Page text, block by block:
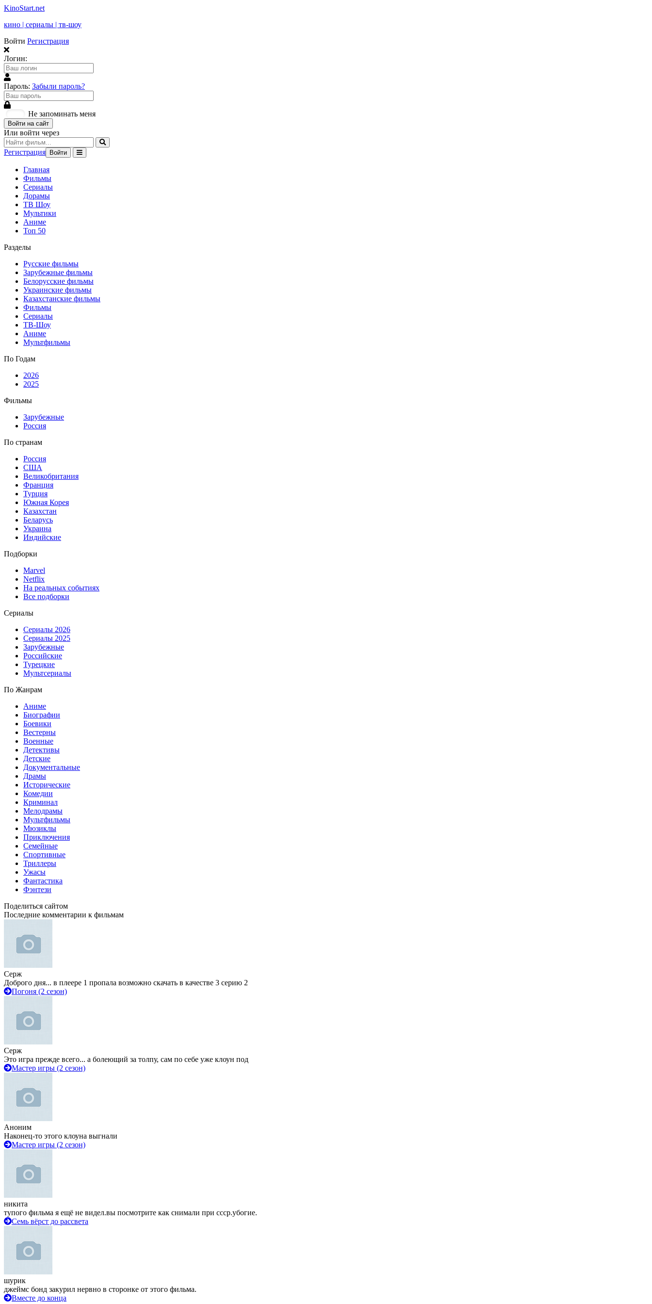
KinoStart.net
кино | сериалы | тв-шоу
Войти Регистрация
Логин:
Пароль: Забыли пароль?
Не запоминать меня
Войти на сайт
Или войти через
Регистрация Войти
Главная
Фильмы
Сериалы
Дорамы
ТВ Шоу
Мультики
Аниме
Топ 50
Разделы
Русские фильмы
Зарубежные фильмы
Белорусские фильмы
Украинские фильмы
Казахстанские фильмы
Фильмы
Сериалы
ТВ-Шоу
Аниме
Мультфильмы
По Годам
2026
2025
Фильмы
Зарубежные
Россия
По странам
Россия
США
Великобритания
Франция
Турция
Южная Корея
Казахстан
Беларусь
Украина
Индийские
Подборки
Marvel
Netflix
На реальных событиях
Все подборки
Сериалы
Сериалы 2026
Сериалы 2025
Зарубежные
Российские
Турецкие
Мультсериалы
По Жанрам
Аниме
Биографии
Боевики
Вестерны
Военные
Детективы
Детские
Документальные
Драмы
Исторические
Комедии
Криминал
Мелодрамы
Мультфильмы
Мюзиклы
Приключения
Семейные
Спортивные
Триллеры
Ужасы
Фантастика
Фэнтези
Поделиться сайтом
Последние комментарии к фильмам
Серж
Доброго дня... в плеере 1 пропала возможно скачать в качестве 3 серию 2
Погоня (2 сезон)
Серж
Это игра прежде всего... а болеющий за толпу, сам по себе уже клоун под
Мастер игры (2 сезон)
Аноним
Наконец-то этого клоуна выгнали
Мастер игры (2 сезон)
никита
тупого фильма я ещё не видел.вы посмотрите как снимали при ссср.убогие.
Семь вёрст до рассвета
шурик
джеймс бонд закурил нервно в сторонке от этого фильма.
Вместе до конца